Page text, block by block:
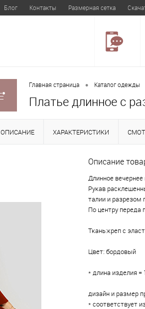
Блог Контакты Размерная сетка
Главная страница • Каталог одежды
Платье длинное с
ОПИСАНИЕ ХАРАКТЕРИСТИКИ
Описание
Длинное
Рукав
талии и разрезом
По центру переда
Ткань:креп с
Цвет: бордовый
* длина изделия =
дизайн и размер
* соответствует